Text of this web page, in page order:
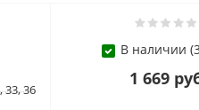
33, 36
В наличии
1 669